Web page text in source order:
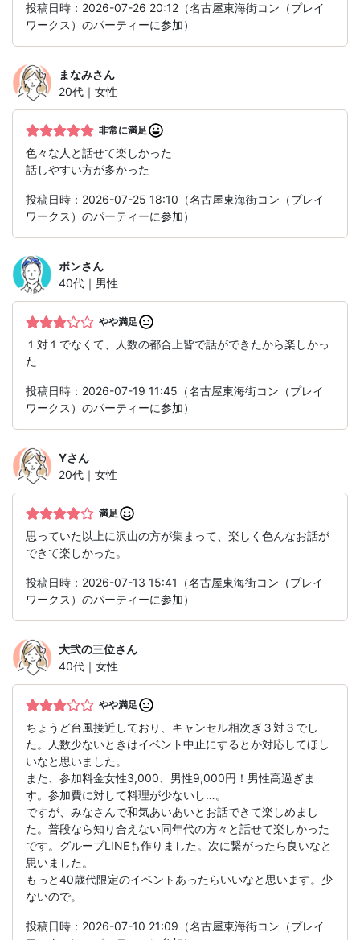
投稿日時：2026-07-26 20:12（名古屋東海街コン（プレイ
ワークス）のパーティーに参加）
まなみさん
20代｜女性
非常に満足
色々な人と話せて楽しかった
話しやすい方が多かった
投稿日時：2026-07-25 18:10（名古屋東海街コン（プレイ
ワークス）のパーティーに参加）
ボンさん
40代｜男性
やや満足
１対１でなくて、人数の都合上皆で話ができたから楽しかっ
た
投稿日時：2026-07-19 11:45（名古屋東海街コン（プレイ
ワークス）のパーティーに参加）
Yさん
20代｜女性
満足
思っていた以上に沢山の方が集まって、楽しく色んなお話が
できて楽しかった。
投稿日時：2026-07-13 15:41（名古屋東海街コン（プレイ
ワークス）のパーティーに参加）
大弐の三位さん
40代｜女性
やや満足
ちょうど台風接近しており、キャンセル相次ぎ３対３でし
た。人数少ないときはイベント中止にするとか対応してほし
いなと思いました。
また、参加料金女性3,000、男性9,000円！男性高過ぎま
す。参加費に対して料理が少ないし…。
ですが、みなさんで和気あいあいとお話できて楽しめまし
た。普段なら知り合えない同年代の方々と話せて楽しかった
です。グループLINEも作りました。次に繋がったら良いなと
思いました。
もっと40歳代限定のイベントあったらいいなと思います。少
ないので。
投稿日時：2026-07-10 21:09（名古屋東海街コン（プレイ